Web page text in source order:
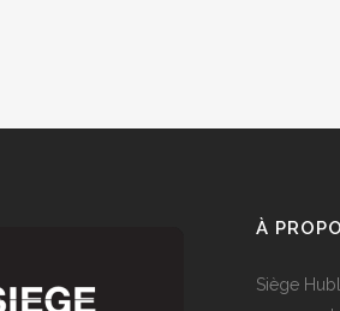
À
Siège